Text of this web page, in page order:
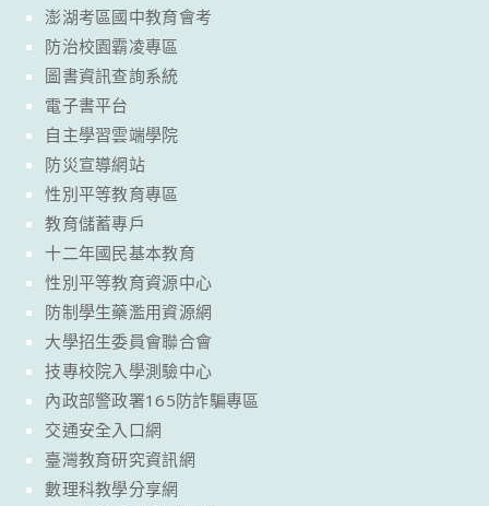
澎湖考區國中教育會考
防治校園霸凌專區
圖書資訊查詢系統
電子書平台
自主學習雲端學院
防災宣導網站
性別平等教育專區
教育儲蓄專戶
十二年國民基本教育
性別平等教育資源中心
防制學生藥濫用資源網
大學招生委員會聯合會
技專校院入學測驗中心
內政部警政署165防詐騙專區
交通安全入口網
臺灣教育研究資訊網
數理科教學分享網